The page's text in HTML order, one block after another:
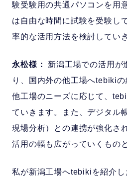
験受験用の共通パソコンを用
は自由な時間に試験を受験し
率的な活用方法を検討してい
永松様：
新潟工場での活用が
り、国内外の他工場へtebikiの
他工場のニーズに応じて、
ていきます。また、デジタル
現場分析）との連携が強化さ
活用の幅も広がっていくもの
私が新潟工場へtebikiを紹介